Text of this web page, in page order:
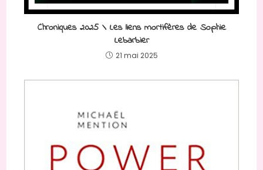
Chroniques 2025 \ Les liens mortifères de Sophie
Lebarbier
21 mai 2025